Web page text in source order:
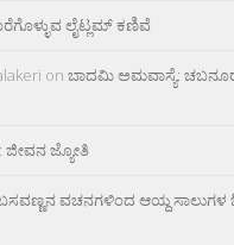
ಲೈಟ್ಲಮ್ ಕಣಿವೆ
on ಬಾದಮಿ ಅಮವಾಸ್ಯೆ:
ಜೀವನ ಜ್ಯೋತಿ
ವಚನಗಳಿಂದ ಆಯ್ದ